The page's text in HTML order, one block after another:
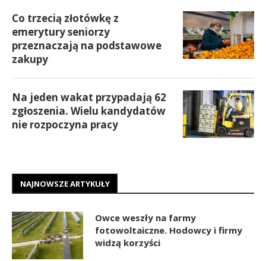
Co trzecią złotówkę z
emerytury seniorzy
przeznaczają na podstawowe
zakupy
Na jeden wakat przypadają 62
zgłoszenia. Wielu kandydatów
nie rozpoczyna pracy
NAJNOWSZE ARTYKUŁY
Owce weszły na farmy
fotowoltaiczne. Hodowcy i firmy
widzą korzyści